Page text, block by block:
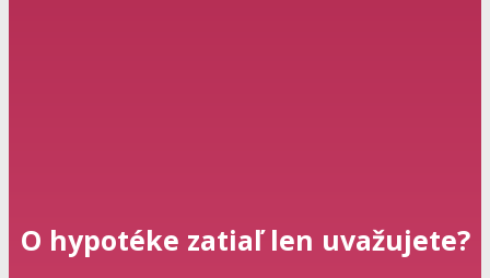
O hypotéke zatiaľ len uvažujete?